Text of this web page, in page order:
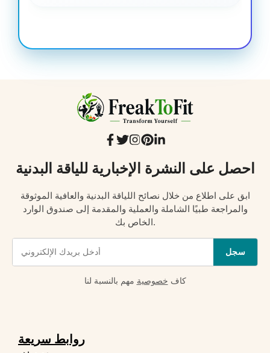
احصل على النشرة الإخبارية للياقة البدنية
ابق على اطلاع من خلال نصائح اللياقة البدنية والعافية الموثوقة
والمراجعة طبيًا الشاملة والعملية والمقدمة إلى صندوق الوارد
الخاص بك.
سجل
كاف خصوصية مهم بالنسبة لنا
روابط سريعة